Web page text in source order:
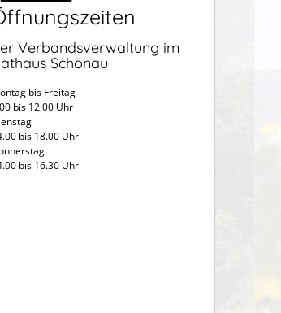
Verbandsverwaltung im
Schönau
bis Freitag
bis 12.00 Uhr
bis 18.00 Uhr
bis 16.30 Uhr